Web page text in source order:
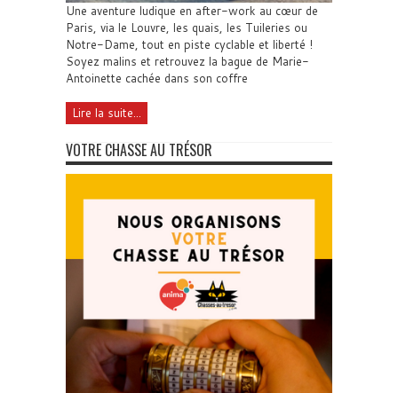
Une aventure ludique en after-work au cœur de
Paris, via le Louvre, les quais, les Tuileries ou
Notre-Dame, tout en piste cyclable et liberté !
Soyez malins et retrouvez la bague de Marie-
Antoinette cachée dans son coffre
Lire la suite...
VOTRE CHASSE AU TRÉSOR